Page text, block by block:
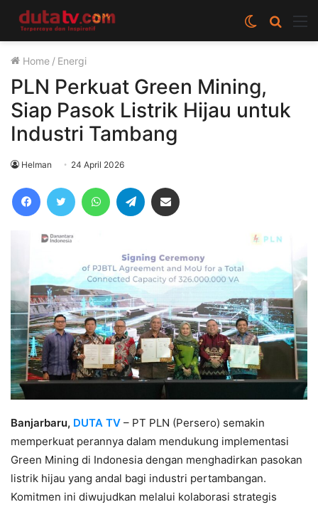
Cari
berita
Switch
skin
Home / Energi
PLN Perkuat Green Mining,
Siap Pasok Listrik Hijau untuk
Industri Tambang
Helman 24 April 2026
FacebookTwitter WhatsAppTelegram
Banjarbaru, DUTA TV – PT PLN (Persero) semakin
memperkuat perannya dalam mendukung implementasi
Green Mining di Indonesia dengan menghadirkan pasokan
listrik hijau yang andal bagi industri pertambangan.
Komitmen ini diwujudkan melalui kolaborasi strategis